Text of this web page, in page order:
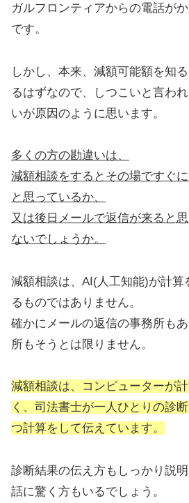
ガルフロンティアからの電話が
です。
しかし、本来、減額可能額を知
るはずなので、しつこいと言わ
いが原因のように思います。
多くの方の勘違いは、
減額相談をするとその場ですぐ
と思っているか、
又は後日メールで返信が来ると
ないでしょうか。
減額相談は、AI(人工知能)が計算
るものではありません。
確かにメールの返信の事務所も
所もそうとは限りません。
減額相談は、コンピューターが
く、司法書士が一人ひとりの診
つ計算をして伝えています。
診断結果の伝え方もしっかり説
話に驚く方もいるでしょう。